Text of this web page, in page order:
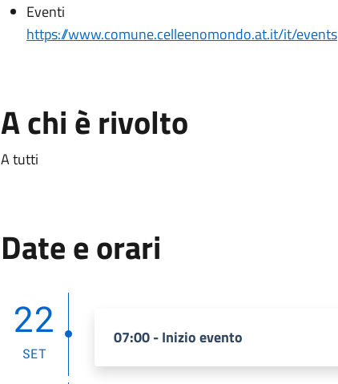
Eventi
https://www.comune.celleenomondo.at.it/it/events
A chi è rivolto
A tutti
Date e orari
22
SET
07:00 - Inizio evento